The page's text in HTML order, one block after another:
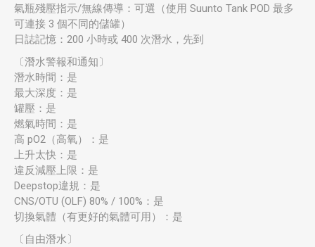
氣瓶殘壓指示/無線傳導：可選（使用 Suunto Tank POD 最多
可連接 3 個不同的儲罐）
日誌記憶：200 小時或 400 次潛水，先到
〔潛水警報和通知〕
潛水時間：是
最大深度：是
罐壓：是
燃氣時間：是
高 pO2（高氧）：是
上升太快：是
違反減壓上限：是
Deepstop違規：是
CNS/OTU (OLF) 80% / 100%：是
切換氣體（有更好的氣體可用）：是
〔自由潛水〕